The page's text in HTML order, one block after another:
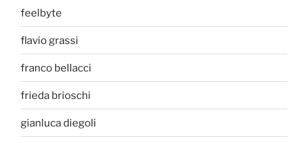
feelbyte
flavio grassi
franco bellacci
frieda brioschi
gianluca diegoli